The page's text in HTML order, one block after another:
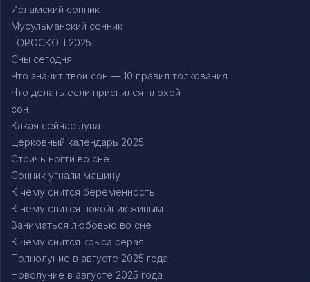
Исламский сонник
Мусульманский сонник
ГОРОСКОП 2025
Сны сегодня
Что значит твой сон — 10 правил толкования
Что делать если приснился плохой
сон
Какая сейчас луна
Церковный календарь 2025
Стричь ногти во сне
Сонник угнали машину
К чему снится беременность
К чему снится покойник живым
Заниматься любовью во сне
К чему снится крыса серая
Полнолуние в августе 2025 года
Новолуние в августе 2025 года